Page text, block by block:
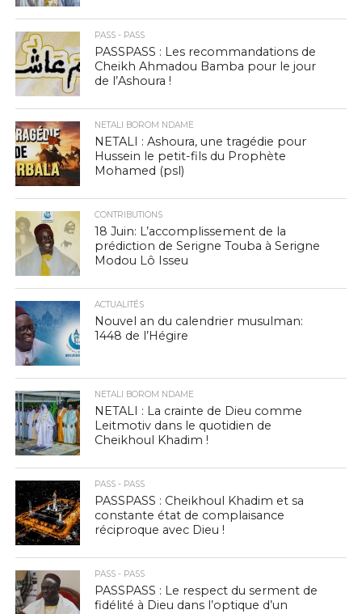
PASS - PASS
PASSPASS : Les recommandations de
Cheikh Ahmadou Bamba pour le jour
de l’Ashoura !
NETALI BOROM NDAME
NETALI : Ashoura, une tragédie pour
Hussein le petit-fils du Prophète
Mohamed (psl)
CONTRIBUTIONS
18 Juin: L’accomplissement de la
prédiction de Serigne Touba à Serigne
Modou Lô Isseu
ACTUALITÉS
Nouvel an du calendrier musulman:
1448 de l’Hégire
NETALI BOROM NDAME
NETALI : La crainte de Dieu comme
Leitmotiv dans le quotidien de
Cheikhoul Khadim !
PASS - PASS
PASSPASS : Cheikhoul Khadim et sa
constante état de complaisance
réciproque avec Dieu !
PASS - PASS
PASSPASS : Le respect du serment de
fidélité à Dieu dans l’optique d’un